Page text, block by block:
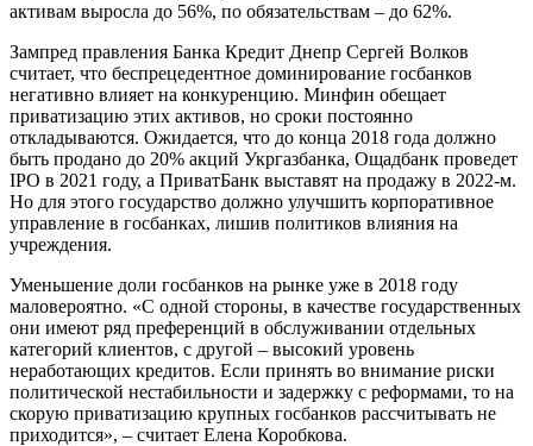
активам выросла до 56%, по обязательствам – до 62%.
Зампред правления Банка Кредит Днепр Сергей Волков
считает, что беспрецедентное доминирование госбанков
негативно влияет на конкуренцию. Минфин обещает
приватизацию этих активов, но сроки постоянно
откладываются. Ожидается, что до конца 2018 года должно
быть продано до 20% акций Укргазбанка, Ощадбанк проведет
IPO в 2021 году, а ПриватБанк выставят на продажу в 2022-м.
Но для этого государство должно улучшить корпоративное
управление в госбанках, лишив политиков влияния на
учреждения.
Уменьшение доли госбанков на рынке уже в 2018 году
маловероятно. «С одной стороны, в качестве государственных
они имеют ряд преференций в обслуживании отдельных
категорий клиентов, с другой – высокий уровень
неработающих кредитов. Если принять во внимание риски
политической нестабильности и задержку с реформами, то на
скорую приватизацию крупных госбанков рассчитывать не
приходится», – считает Елена Коробкова.